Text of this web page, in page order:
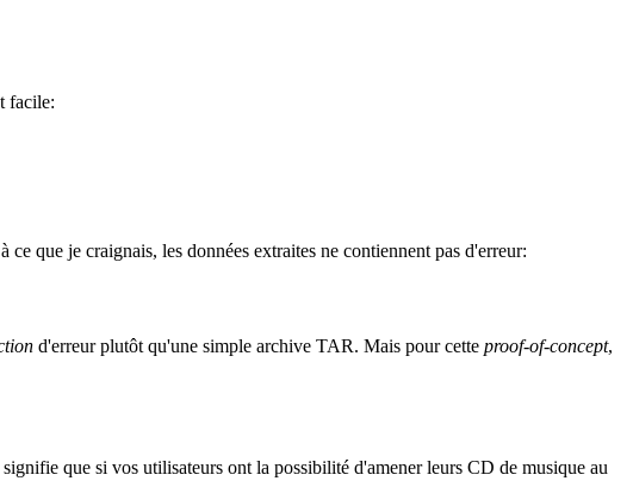
facile:
que je craignais, les données extraites ne contiennent pas d'erreur:
d'erreur plutôt qu'une simple archive TAR. Mais pour cette proof-of-concept,
que si vos utilisateurs ont la possibilité d'amener leurs CD de musique au